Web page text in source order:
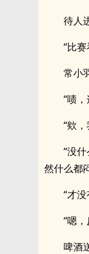
待人
“比
常小
“啧
“欸
“没
然什么都
“才
“嗯
啤酒